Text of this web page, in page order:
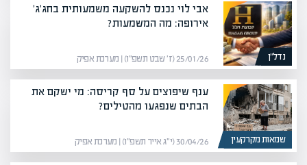
נדל”ן
אבי לוי נכנס להשקעה משמעותית בחג'ג'
אירופה: מה המשמעות?
25/01/26 (ז׳ שבט תשפ״ו) | מערכת אפיק
שמאות מקרקעין
ענף שיפוצים על סף קריסה: מי ישקם את
הבתים שנפגעו מהטילים?
30/04/26 (י״ג אייר תשפ״ו) | מערכת אפיק